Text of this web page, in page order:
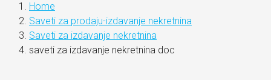
Home
Saveti za prodaju-izdavanje nekretnina
Saveti za izdavanje nekretnina
saveti za izdavanje nekretnina doc